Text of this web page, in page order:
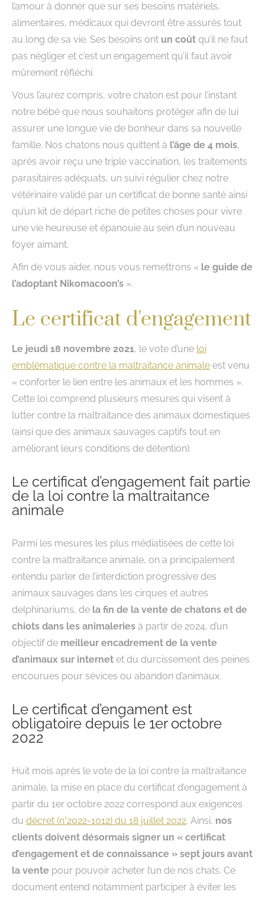
l’amour à donner que sur ses besoins matériels,
alimentaires, médicaux qui devront être assurés tout
au long de sa vie. Ses besoins ont un coût qu’il ne faut
pas négliger et c’est un engagement qu’il faut avoir
mûrement réfléchi.
Vous l’aurez compris, votre chaton est pour l’instant
notre bébé que nous souhaitons protéger afin de lui
assurer une longue vie de bonheur dans sa nouvelle
famille. Nos chatons nous quittent à l’âge de 4 mois,
après avoir reçu une triple vaccination, les traitements
parasitaires adéquats, un suivi régulier chez notre
vétérinaire validé par un certificat de bonne santé ainsi
qu’un kit de départ riche de petites choses pour vivre
une vie heureuse et épanouie au sein d’un nouveau
foyer aimant.
Afin de vous aider, nous vous remettrons « le guide de
l’adoptant Nikomacoon’s ».
Le certificat d'engagement
Le jeudi 18 novembre 2021, le vote d’une loi
emblématique contre la maltraitance animale est venu
« conforter le lien entre les animaux et les hommes ».
Cette loi comprend plusieurs mesures qui visent à
lutter contre la maltraitance des animaux domestiques
(ainsi que des animaux sauvages captifs tout en
améliorant leurs conditions de détention).
Le certificat d’engagement fait partie
de la loi contre la maltraitance
animale
Parmi les mesures les plus médiatisées de cette loi
contre la maltraitance animale, on a principalement
entendu parler de l’interdiction progressive des
animaux sauvages dans les cirques et autres
delphinariums, de la fin de la vente de chatons et de
chiots dans les animaleries à partir de 2024, d’un
objectif de meilleur encadrement de la vente
d’animaux sur internet et du durcissement des peines
encourues pour sévices ou abandon d’animaux.
Le certificat d’engament est
obligatoire depuis le 1er octobre
2022
Huit mois après le vote de la loi contre la maltraitance
animale, la mise en place du certificat d’engagement à
partir du 1er octobre 2022 correspond aux exigences
du décret (n°2022-1012) du 18 juillet 2022. Ainsi, nos
clients doivent désormais signer un « certificat
d’engagement et de connaissance » sept jours avant
la vente pour pouvoir acheter l’un de nos chats. Ce
document entend notamment participer à éviter les